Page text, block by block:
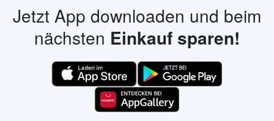
Jetzt App downloaden und beim
nächsten Einkauf sparen!